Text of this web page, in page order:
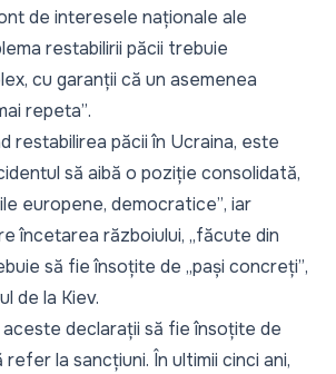
de interesele naționale ale
restabilirii păcii trebuie
cu garanții că un asemenea
repeta”.
restabilirea păcii în Ucraina, este
să aibă o poziție consolidată,
europene, democratice”, iar
încetarea războiului, „făcute din
să fie însoțite de „pași concreți”,
de la Kiev.
declarații să fie însoțite de
la sancțiuni. În ultimii cinci ani,